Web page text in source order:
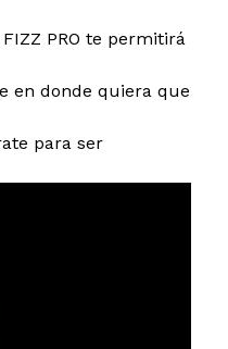
PRO te permitirá
en donde quiera que
para ser